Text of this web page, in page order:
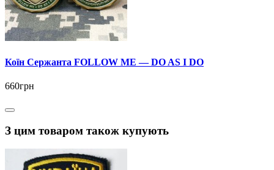
Коїн Сержанта FOLLOW ME — DO AS I DO
660грн
З цим товаром також купують